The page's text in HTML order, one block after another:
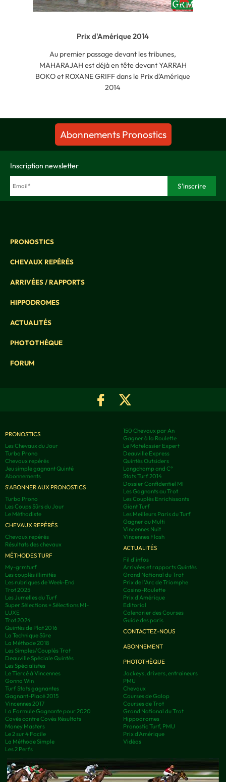
Prix d'Amérique 2014
Au premier passage devant les tribunes,
MAHARAJAH est déjà en tête devant YARRAH
BOKO et ROXANE GRIFF dans le Prix d'Amérique
2014
Abonnements Pronostics
Inscription newsletter
PRONOSTICS
CHEVAUX REPÉRÉS
ARRIVÉES / RAPPORTS
HIPPODROMES
ACTUALITÉS
PHOTOTHÈQUE
FORUM
PRONOSTICS
Les Chevaux du Jour
Turbo Prono
Chevaux repérés
Jeu simple gagnant Quinté
Abonnements
S'ABONNER AUX PRONOSTICS
Turbo Prono
Les Coups Sûrs du Jour
Le Méthodiste
CHEVAUX REPÉRÉS
Chevaux repérés
Résultats des chevaux
MÉTHODES TURF
My-grmturf
Les couplés illimités
Les rubriques de Week-End
Trot 2025
Les Jumelles du Turf
Super Sélections + Sélections MI-
LUXE
Trot 2024
Quintés de Plat 2016
La Technique Sûre
La Méthode 2018
Les Simples/Couplés Trot
Deauville Spéciale Quintés
Les Spécialistes
Le Tiercé à Vincennes
Gonna Win
Turf Stats gagnantes
Gagnant-Placé 2015
Vincennes 2017
La Formule Gagnante pour 2020
Covès contre Covès Résultats
Money Masters
Le 2 sur 4 Facile
La Méthode Simple
Les 2 Perfs
150 Chevaux par An
Gagner à la Roulette
Le Matelassier Expert
Deauville Express
Quintés Outsiders
Longchamp and C°
Stats Turf 2014
Dossier Confidentiel MI
Les Gagnants au Trot
Les Couplés Enrichissants
Giant Turf
Les Meilleurs Paris du Turf
Gagner au Multi
Vincennes Nuit
Vincennes Flash
ACTUALITÉS
Fil d'infos
Arrivées et rapports Quintés
Grand National du Trot
Prix de l'Arc de Triomphe
Casino-Roulette
Prix d'Amérique
Editorial
Calendrier des Courses
Guide des paris
CONTACTEZ-NOUS
ABONNEMENT
PHOTOTHÈQUE
Jockeys, drivers, entraineurs
PMU
Chevaux
Courses de Galop
Courses de Trot
Grand National du Trot
Hippodromes
Pronostic Turf, PMU
Prix d’Amérique
Vidéos